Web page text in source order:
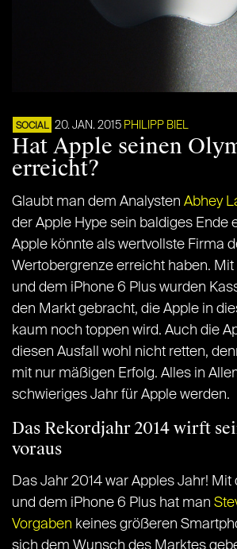
SOCIAL 20. JAN. 2015 PHILIPP BIEL
Hat Apple seinen
erreicht?
Glaubt man dem Analysten Abhey
der Apple Hype sein baldiges Ende
Apple könnte als wertvollste Firma
Wertobergrenze erreicht haben.
und dem iPhone 6 Plus wurden
den Markt gebracht, die Apple in
kaum noch toppen wird. Auch die
diesen Ausfall wohl nicht retten,
mit nur mäßigen Erfolg. Alles in
schwieriges Jahr für Apple werden.
Das Rekordjahr 2014 wirft
voraus
Das Jahr 2014 war Apples Jahr! Mit
und dem iPhone 6 Plus hat man
Vorgaben keines größeren
sich dem Wunsch des Marktes